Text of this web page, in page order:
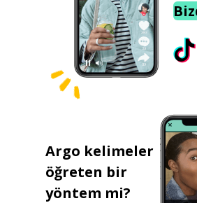
Argo kelimeler
öğreten bir
yöntem mi?